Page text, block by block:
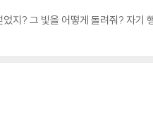
지? 그 빛을 어떻게 돌려줘? 자